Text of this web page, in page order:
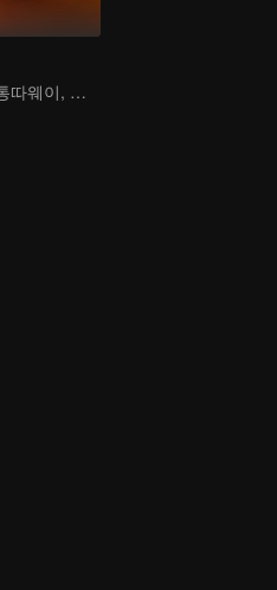
장수앙vs통따웨이, 이해관계가 얽힌 대결